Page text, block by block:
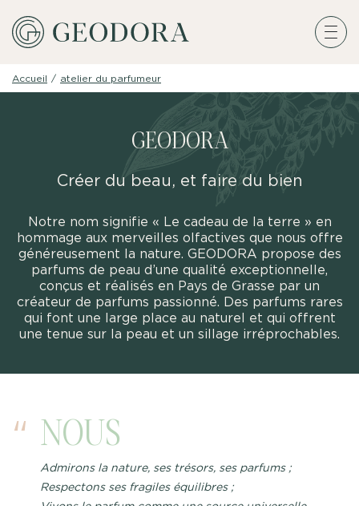
Accueil / atelier du parfumeur
GEODORA
Créer du beau, et faire du bien
Notre nom signifie « Le cadeau de la terre » en
hommage aux merveilles olfactives que nous offre
généreusement la nature. GEODORA propose des
parfums de peau d’une qualité exceptionnelle,
conçus et réalisés en Pays de Grasse par un
créateur de parfums passionné. Des parfums rares
qui font une large place au naturel et qui offrent
une tenue sur la peau et un sillage irréprochables.
NOUS
Admirons la nature, ses trésors, ses parfums ;
Respectons ses fragiles équilibres ;